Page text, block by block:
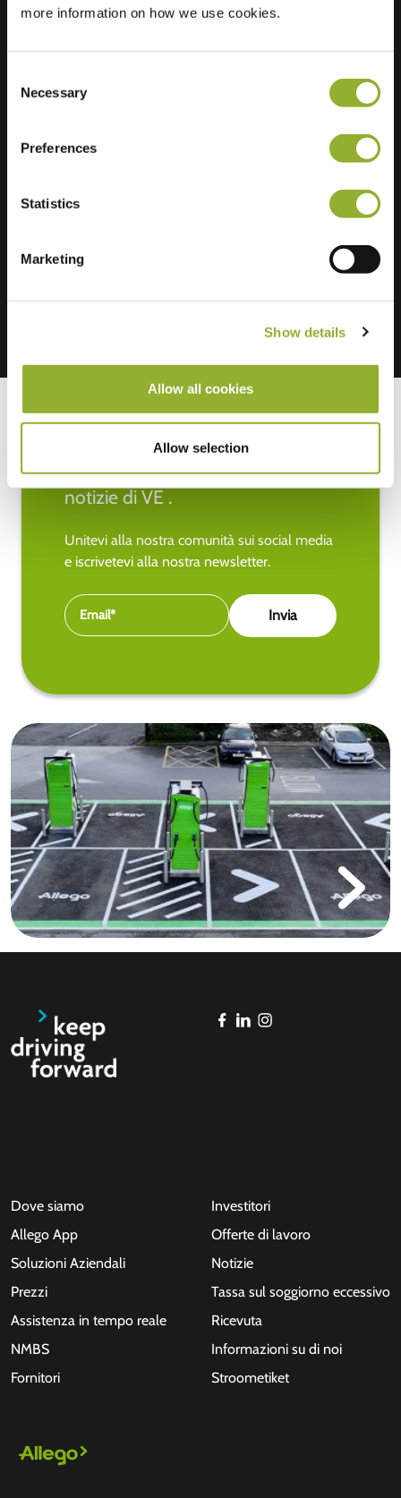
more information on how we use cookies.
Selection
Necessary
Preferences
Statistics
Marketing
Show details
Allow all cookies
Allow selection
Regular Charging
Rimanete aggiornati sulle ultime
notizie di VE .
Unitevi alla nostra comunità sui social media
e iscrivetevi alla nostra newsletter.
Dove siamo
Allego App
Soluzioni Aziendali
Prezzi
Assistenza in tempo reale
NMBS
Fornitori
Investitori
Offerte di lavoro
Notizie
Tassa sul soggiorno eccessivo
Ricevuta
Informazioni su di noi
Stroometiket